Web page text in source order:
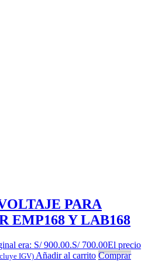
PARA
EMP168 Y LAB168
era: S/ 900.00.S/700.00El precio
IGV) Añadir al carrito Comprar